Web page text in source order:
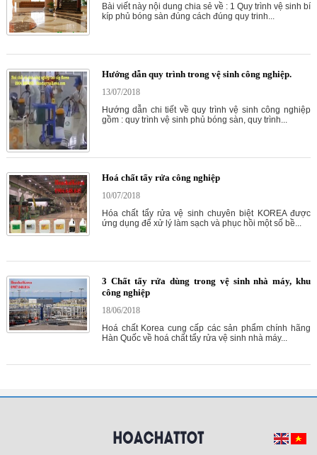
Bài viết này nội dung chia sẻ về : 1 Quy trình vệ sinh bí
kíp phủ bóng sàn đúng cách đúng quy trinh...
Hướng dẫn quy trình trong vệ sinh công nghiệp.
13/07/2018
Hướng dẫn chi tiết về quy trình vệ sinh công nghiệp
gồm : quy trình vệ sinh phủ bóng sàn, quy trình...
Hoá chất tẩy rửa công nghiệp
10/07/2018
Hóa chất tẩy rửa vệ sinh chuyên biệt KOREA được
ứng dụng để xử lý làm sạch và phục hồi một số bề...
3 Chất tẩy rửa dùng trong vệ sinh nhà máy, khu
công nghiệp
18/06/2018
Hoá chất Korea cung cấp các sản phẩm chính hãng
Hàn Quốc về hoá chất tẩy rửa vệ sinh nhà máy...